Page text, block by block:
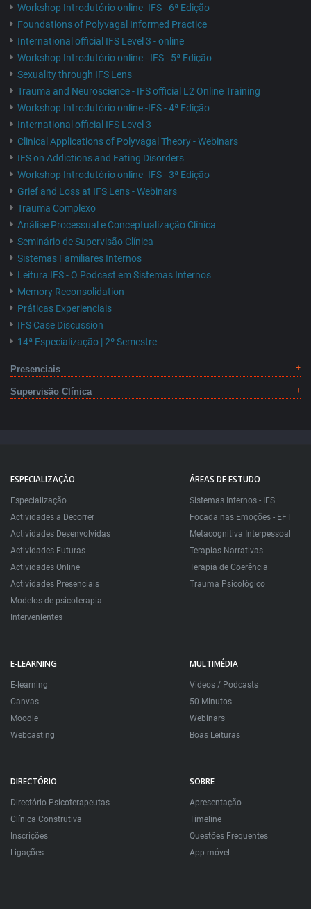
Workshop Introdutório online -IFS - 6ª Edição
Foundations of Polyvagal Informed Practice
International official IFS Level 3 - online
Workshop Introdutório online - IFS - 5ª Edição
Sexuality through IFS Lens
Trauma and Neuroscience - IFS official L2 Online Training
Workshop Introdutório online -IFS - 4ª Edição
International official IFS Level 3
Clinical Applications of Polyvagal Theory - Webinars
IFS on Addictions and Eating Disorders
Workshop Introdutório online -IFS - 3ª Edição
Grief and Loss at IFS Lens - Webinars
Trauma Complexo
Análise Processual e Conceptualização Clínica
Seminário de Supervisão Clínica
Sistemas Familiares Internos
Leitura IFS - O Podcast em Sistemas Internos
Memory Reconsolidation
Práticas Experienciais
IFS Case Discussion
14ª Especialização | 2º Semestre
Presenciais
Supervisão Clínica
ESPECIALIZAÇÃO
Especialização
Actividades a Decorrer
Actividades Desenvolvidas
Actividades Futuras
Actividades Online
Actividades Presenciais
Modelos de psicoterapia
Intervenientes
ÁREAS DE ESTUDO
Sistemas Internos - IFS
Focada nas Emoções - EFT
Metacognitiva Interpessoal
Terapias Narrativas
Terapia de Coerência
Trauma Psicológico
E-LEARNING
E-learning
Canvas
Moodle
Webcasting
MULTIMÉDIA
Videos / Podcasts
50 Minutos
Webinars
Boas Leituras
DIRECTÓRIO
Directório Psicoterapeutas
Clínica Construtiva
Inscrições
Ligações
SOBRE
Apresentação
Timeline
Questões Frequentes
App móvel